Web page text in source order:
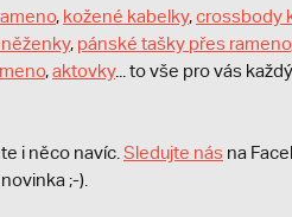
, kožené kabelky,crossbody
, pánské tašky přes rameno
,aktovky... to vše pro vás
i něco navíc. Sledujte nás na
;-).